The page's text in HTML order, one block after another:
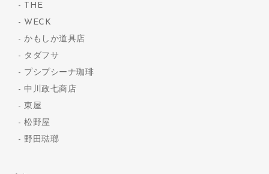
THE
WECK
かもしか道具店
タダフサ
プシプシーナ珈琲
中川政七商店
東屋
松野屋
野田琺瑯